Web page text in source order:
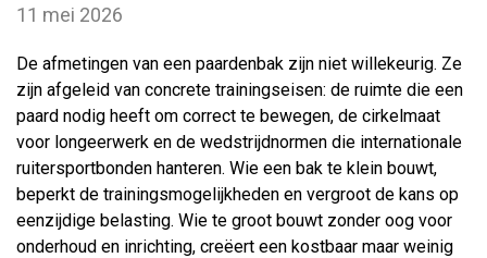
11 mei 2026
De afmetingen van een paardenbak zijn niet willekeurig. Ze
zijn afgeleid van concrete trainingseisen: de ruimte die een
paard nodig heeft om correct te bewegen, de cirkelmaat
voor longeerwerk en de wedstrijdnormen die internationale
ruitersportbonden hanteren. Wie een bak te klein bouwt,
beperkt de trainingsmogelijkheden en vergroot de kans op
eenzijdige belasting. Wie te groot bouwt zonder oog voor
onderhoud en inrichting, creëert een kostbaar maar weinig